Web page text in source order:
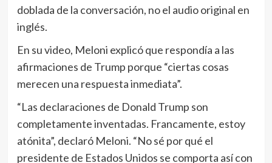
doblada de la conversación, no el audio original en
inglés.
En su video, Meloni explicó que respondía a las
afirmaciones de Trump porque “ciertas cosas
merecen una respuesta inmediata”.
“Las declaraciones de Donald Trump son
completamente inventadas. Francamente, estoy
atónita”, declaró Meloni. “No sé por qué el
presidente de Estados Unidos se comporta así con